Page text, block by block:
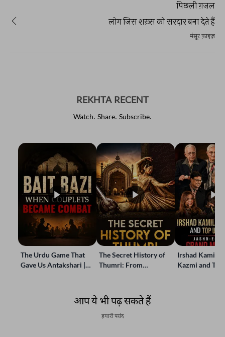
पिछली ग़ज़ल
लोग जिस शख़्स को सरदार बना देते हैं
मंसूर फ़ाइज़
REKHTA RECENT
Watch. Share. Subscribe.
The Urdu Game That
Gave Us Antakshari |
The Secret History of
Thumri: From
Irshad Kamil,
Kazmi and
आप ये भी पढ़ सकते हैं
हमारी पसंद